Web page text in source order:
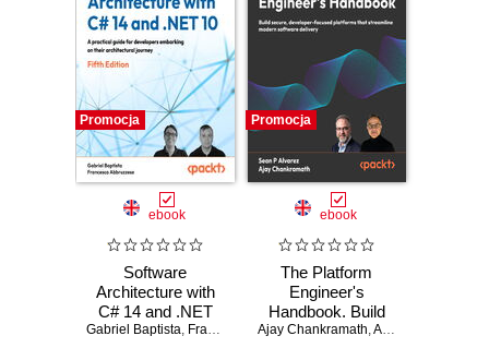
Promocja
ebook
Software
Architecture with
C# 14 and .NET
10. Build enterprise
Gabriel Baptista, Francesco Abbruzzese
Promocja
ebook
The Platform
Engineer's
Handbook. Build
secure, developer-
Ajay Chankramath,Angelic Gibson